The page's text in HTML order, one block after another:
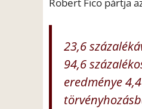
23,6
94,6
eredménye